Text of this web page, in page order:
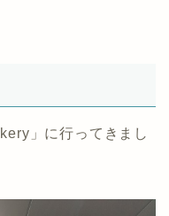
」に行ってきまし